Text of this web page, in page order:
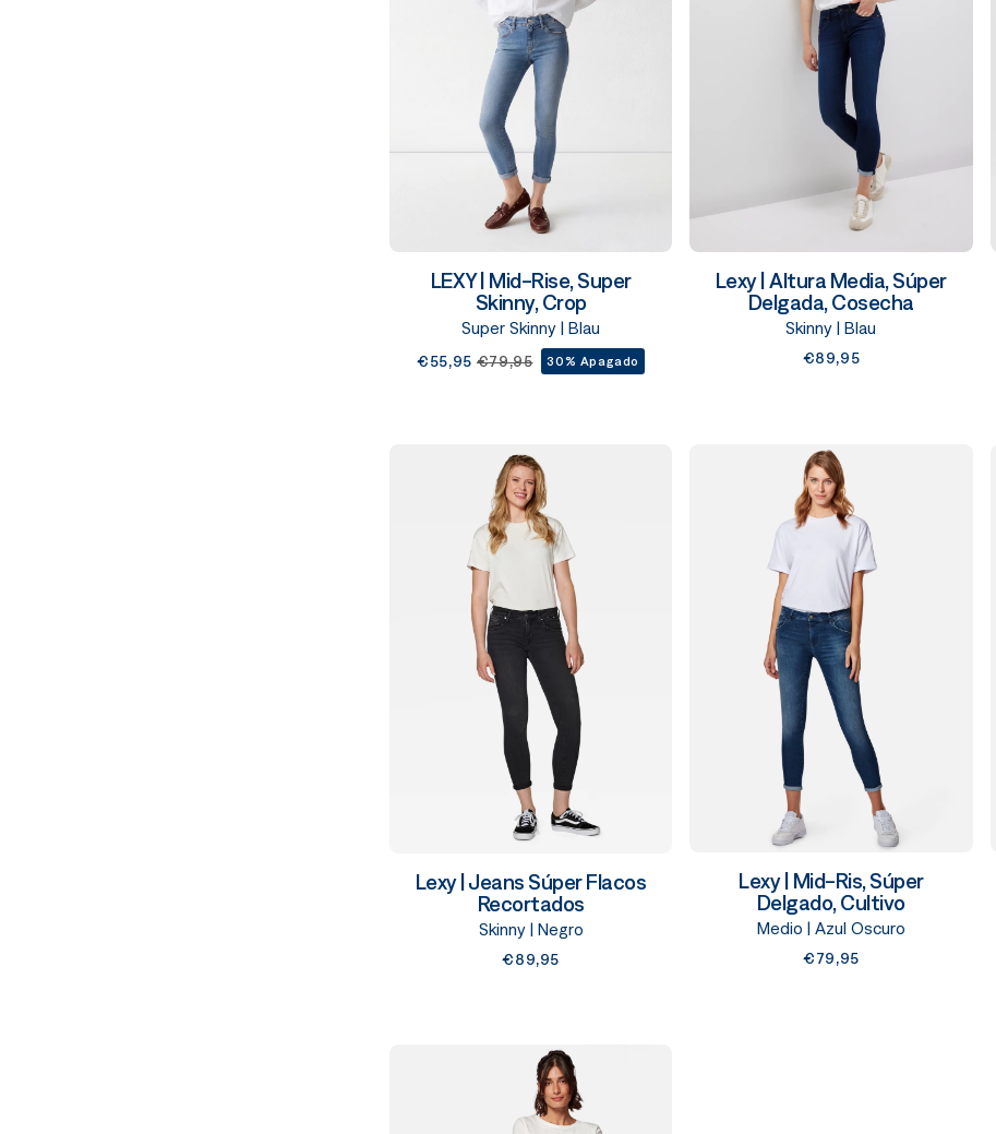
LEXY | Mid-Rise, Super
Skinny, Crop
Super Skinny | Blau
€55,95 €79,95 30% Apagado
Lexy | Altura Media, Súper
Delgada, Cosecha
Skinny | Blau
€89,95
Lexy | Jeans Súper Flacos
Recortados
Skinny | Negro
€89,95
Lexy | Mid-Ris, Súper
Delgado, Cultivo
Medio | Azul Oscuro
€79,95